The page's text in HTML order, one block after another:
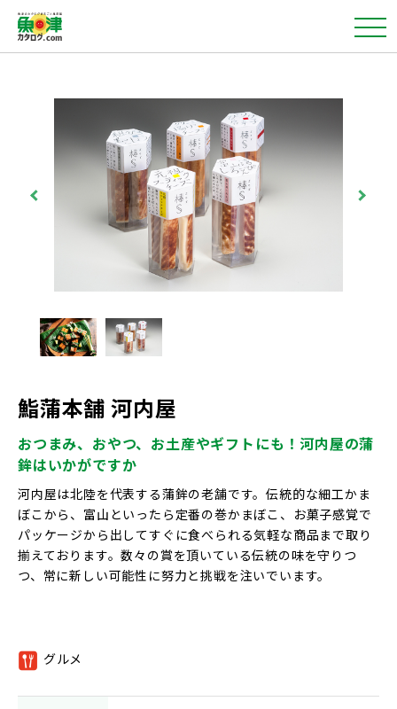
鮨蒲本舗 河内屋
おつまみ、おやつ、お土産やギフトにも！河内屋の蒲
鉾はいかがですか
河内屋は北陸を代表する蒲鉾の老舗です。伝統的な細工かま
ぼこから、富山といったら定番の巻かまぼこ、お菓子感覚で
パッケージから出してすぐに食べられる気軽な商品まで取り
揃えております。数々の賞を頂いている伝統の味を守りつ
つ、常に新しい可能性に努力と挑戦を注いでいます。
① グルメ